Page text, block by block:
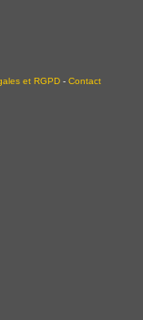
et RGPD - Contact